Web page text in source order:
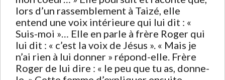
lors d’un rassemblement à Taizé, elle
entend une voix intérieure qui lui dit : «
Suis-moi »… Elle en parle à frère Roger qui
lui dit : « c’est la voix de Jésus ». « Mais je
n’ai rien à lui donner » répond-elle. Frère
Roger de lui dire : « le peu que tu as, donne-